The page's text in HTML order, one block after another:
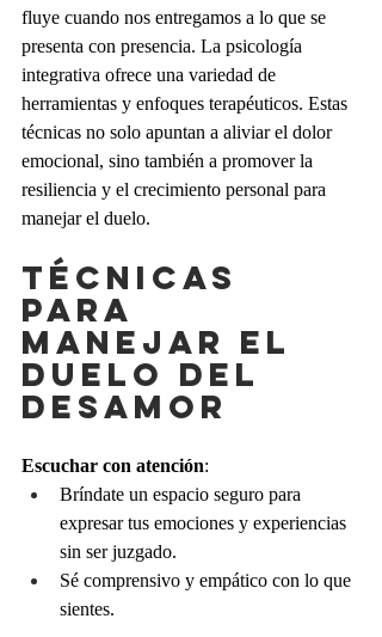
fluye cuando nos entregamos a lo que se
presenta con presencia. La psicología
integrativa ofrece una variedad de
herramientas y enfoques terapéuticos. Estas
técnicas no solo apuntan a aliviar el dolor
emocional, sino también a promover la
resiliencia y el crecimiento personal para
manejar el duelo.
Técnicas
para
manejar el
duelo del
desamor
Escuchar con atención:
Bríndate un espacio seguro para
expresar tus emociones y experiencias
sin ser juzgado.
Sé comprensivo y empático con lo que
sientes.